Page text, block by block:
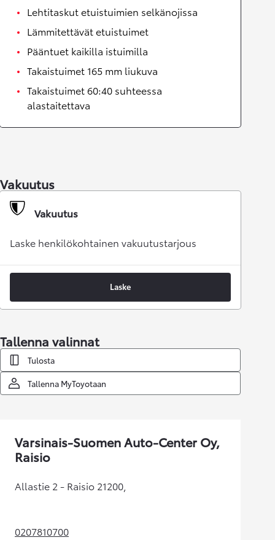
Lehtitaskut etuistuimien selkänojissa
Lämmitettävät etuistuimet
Pääntuet kaikilla istuimilla
Takaistuimet 165 mm liukuva
Takaistuimet 60:40 suhteessa
alastaitettava
Vakuutus
Vakuutus
Laske henkilökohtainen vakuutustarjous
Laske
Tallenna valinnat
Tulosta
Tallenna MyToyotaan
Varsinais-Suomen Auto-Center Oy,
Raisio
Allastie 2 - Raisio 21200,
0207810700